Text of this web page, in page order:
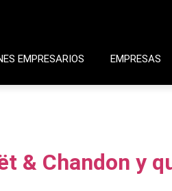
EMPRESARIOS EMPRESAS
& Chandon y